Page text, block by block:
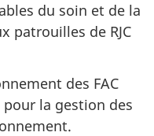
du soin et de la
patrouilles de RJC
des FAC
la gestion des